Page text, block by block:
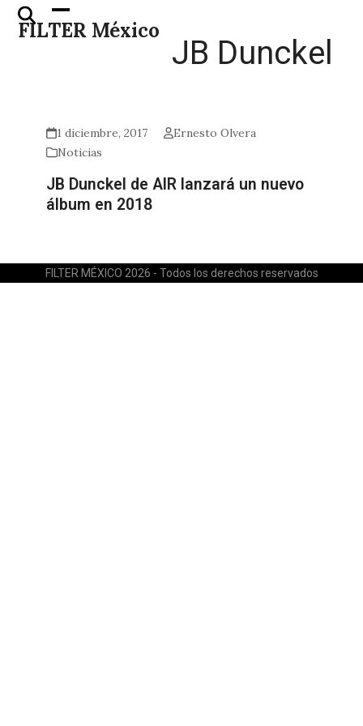
Skip
FILTER México
Open
mobile
Close
mobile
JB Dunckel
1 diciembre, 2017
Ernesto Olvera
Noticias
JB Dunckel de AIR lanzará un nuevo
álbum en 2018
FILTER MÉXICO 2026 - Todos los derechos reservados